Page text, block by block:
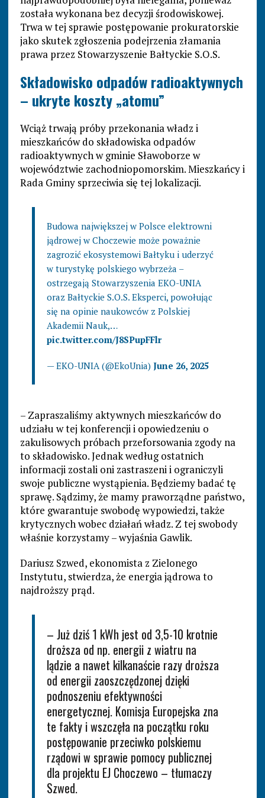
została wykonana bez decyzji środowiskowej.
Trwa w tej sprawie postępowanie prokuratorskie
jako skutek zgłoszenia podejrzenia złamania
prawa przez Stowarzyszenie Bałtyckie S.O.S.
Składowisko odpadów radioaktywnych
– ukryte koszty „atomu”
Wciąż trwają próby przekonania władz i
mieszkańców do składowiska odpadów
radioaktywnych w gminie Sławoborze w
województwie zachodniopomorskim. Mieszkańcy i
Rada Gminy sprzeciwia się tej lokalizacji.
Budowa największej w Polsce elektrowni
jądrowej w Choczewie może poważnie
zagrozić ekosystemowi Bałtyku i uderzyć
w turystykę polskiego wybrzeża –
ostrzegają Stowarzyszenia EKO-UNIA
oraz Bałtyckie S.O.S. Eksperci, powołując
się na opinie naukowców z Polskiej
Akademii Nauk,…
pic.twitter.com/J8SPupFFlr
— EKO-UNIA (@EkoUnia) June 26, 2025
– Zapraszaliśmy aktywnych mieszkańców do
udziału w tej konferencji i opowiedzeniu o
zakulisowych próbach przeforsowania zgody na
to składowisko. Jednak według ostatnich
informacji zostali oni zastraszeni i ograniczyli
swoje publiczne wystąpienia. Będziemy badać tę
sprawę. Sądzimy, że mamy praworządne państwo,
które gwarantuje swobodę wypowiedzi, także
krytycznych wobec działań władz. Z tej swobody
właśnie korzystamy – wyjaśnia Gawlik.
Dariusz Szwed, ekonomista z Zielonego
Instytutu, stwierdza, że energia jądrowa to
najdroższy prąd.
– Już dziś 1 kWh jest od 3,5-10 krotnie
droższa od np. energii z wiatru na
lądzie a nawet kilkanaście razy droższa
od energii zaoszczędzonej dzięki
podnoszeniu efektywności
energetycznej. Komisja Europejska zna
te fakty i wszczęła na początku roku
postępowanie przeciwko polskiemu
rządowi w sprawie pomocy publicznej
dla projektu EJ Choczewo – tłumaczy
Szwed.